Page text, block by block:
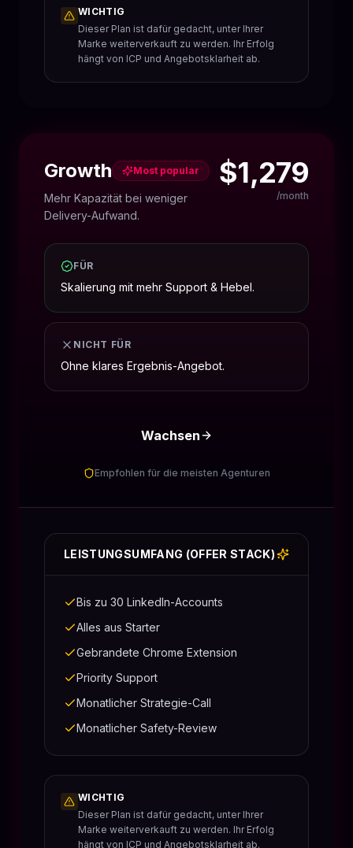
WICHTIG
Dieser Plan ist dafür gedacht, unter Ihrer
Marke weiterverkauft zu werden. Ihr Erfolg
hängt von ICP und Angebotsklarheit ab.
Growth Most popular
Mehr Kapazität bei weniger
Delivery-Aufwand.
$1,279
/month
FÜR
Skalierung mit mehr Support & Hebel.
NICHT FÜR
Ohne klares Ergebnis-Angebot.
Wachsen
Empfohlen für die meisten Agenturen
LEISTUNGSUMFANG (OFFER STACK)
Bis zu 30 LinkedIn-Accounts
Alles aus Starter
Gebrandete Chrome Extension
Priority Support
Monatlicher Strategie-Call
Monatlicher Safety-Review
WICHTIG
Dieser Plan ist dafür gedacht, unter Ihrer
Marke weiterverkauft zu werden. Ihr Erfolg
hängt von ICP und Angebotsklarheit ab.